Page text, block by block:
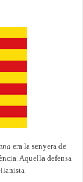
era la senyera de
Aquella defensa